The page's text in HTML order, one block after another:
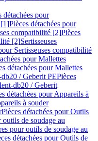
détachées pour
[1]Pièces détachées pour
compatibilité [2]Pièces
[2]Sertisseuses
Sertisseuses compatibilité
pour Mallettes
détachées pour Mallettes
/ Geberit PEPièces
db20 / Geberit
détachées pour Appareils à
à souder
Pièces détachées pour Outils
de soudage au
pour outils de soudage au
détachées pour Outils de